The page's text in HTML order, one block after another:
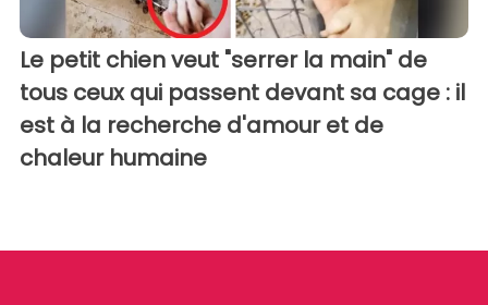
Le petit chien veut "serrer la main" de
tous ceux qui passent devant sa cage : il
est à la recherche d'amour et de
chaleur humaine